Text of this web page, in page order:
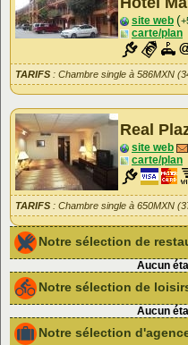
site web (
carte/plan
TARIFS : Chambre single à 586MXN
Real
site web
carte/plan
TARIFS : Chambre single à 650MXN
Notre sélection de
Aucun
Notre sélection de
Aucun
Notre sélection